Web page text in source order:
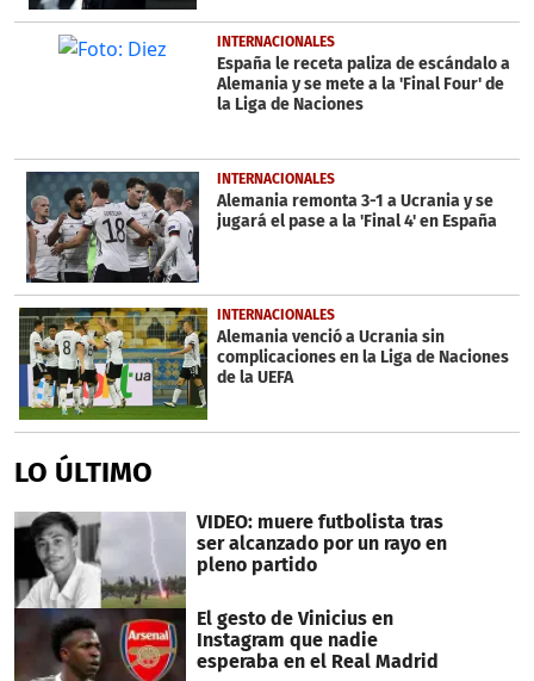
INTERNACIONALES
España le receta paliza de escándalo a
Alemania y se mete a la 'Final Four' de
la Liga de Naciones
INTERNACIONALES
Alemania remonta 3-1 a Ucrania y se
jugará el pase a la 'Final 4' en España
INTERNACIONALES
Alemania venció a Ucrania sin
complicaciones en la Liga de Naciones
de la UEFA
LO ÚLTIMO
VIDEO: muere futbolista tras
ser alcanzado por un rayo en
pleno partido
El gesto de Vinicius en
Instagram que nadie
esperaba en el Real Madrid